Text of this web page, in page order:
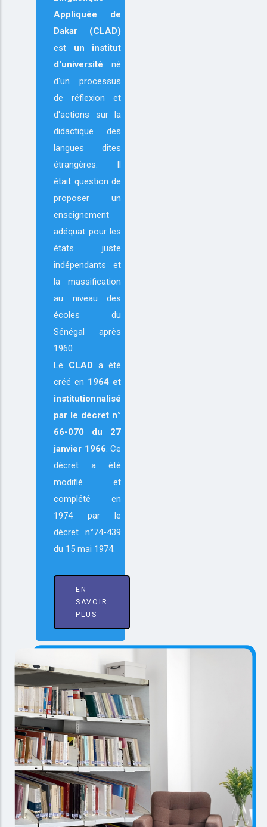
Appliquée de
Dakar (CLAD)
est un institut
d'université né
d'un processus
de réflexion et
d'actions sur la
didactique des
langues dites
étrangères. Il
était question de
proposer un
enseignement
adéquat pour les
états juste
indépendants et
la massification
au niveau des
écoles du
Sénégal après
1960
Le CLAD a été
créé en 1964 et
institutionnalisé
par le décret n°
66-070 du 27
janvier 1966. Ce
décret a été
modifié et
complété en
1974 par le
décret n°74-439
du 15 mai 1974.
EN
SAVOIR
PLUS